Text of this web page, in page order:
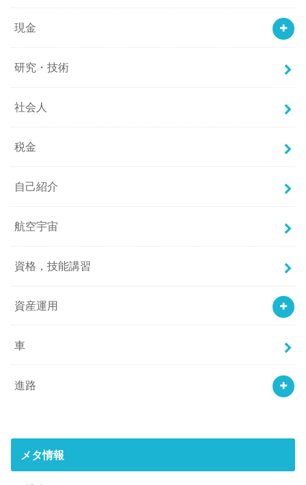
現金
研究・技術
社会人
税金
自己紹介
航空宇宙
資格，技能講習
資産運用
車
進路
メタ情報